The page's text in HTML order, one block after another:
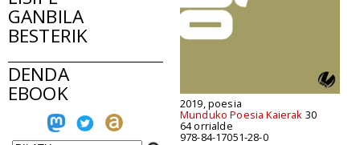
GANBILA
BESTERIK
DENDA
EBOOK 2019, poesia
Munduko Poesia Kaierak 30
64 orrialde
978-84-17051-28-0